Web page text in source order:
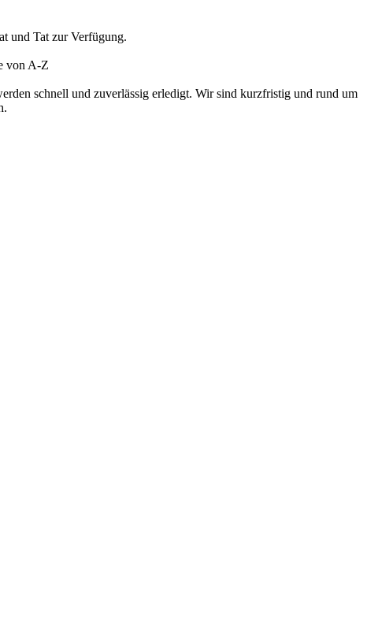
und Tat zur Verfügung.
von A-Z
schnell und zuverlässig erledigt. Wir sind kurzfristig und rund um